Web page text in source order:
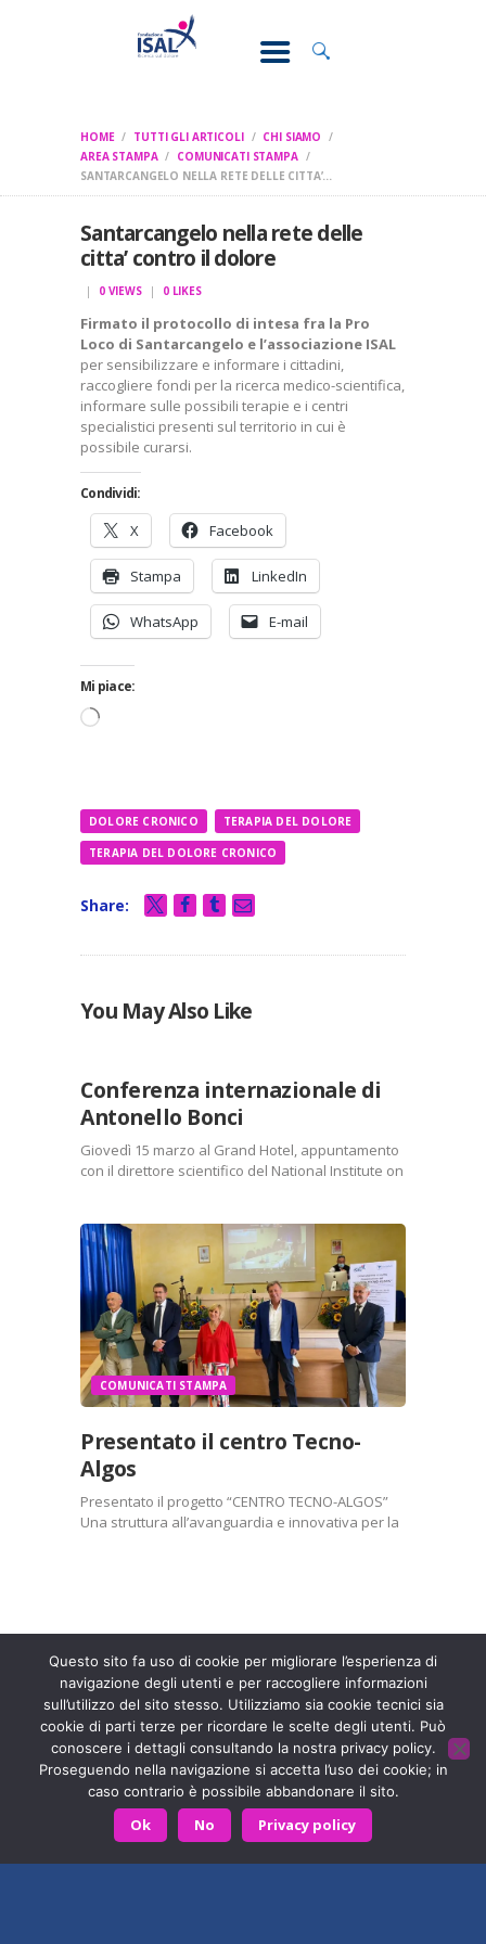
HOME TUTTI GLI ARTICOLI
CHI SIAMO
AREA STAMPA
COMUNICATI STAMPA
SANTARCANGELO NELLA RETE DELLE CITTA’...
CONOSCI IL
DOLORE
RICERCA
FORMAZIONE
CHI SIAMO
Santarcangelo nella rete delle
citta’ contro il dolore
0 VIEWS 0 LIKES
Firmato il protocollo di intesa fra la Pro
Loco di Santarcangelo e l’associazione ISAL
per sensibilizzare e informare i cittadini,
raccogliere fondi per la ricerca medico-scientifica,
informare sulle possibili terapie e i centri
specialistici presenti sul territorio in cui è
possibile curarsi.
Condividi:
X Facebook
Stampa LinkedIn
WhatsApp E-mail
Mi piace:
DOLORE CRONICO TERAPIA DEL DOLORE
TERAPIA DEL DOLORE CRONICO
Share:
You May Also Like
COMUNICATI
Conferenza internazionale di
Antonello Bonci
Giovedì 15 marzo al Grand Hotel, appuntamento
con il direttore scientifico del National Institute on
ultimi risultati della sperimentazione
sull’optogenetica e le possibili applicazioni per…
Condividi:
X Facebook
Stampa LinkedIn
Caricamento
COMUNICATI STAMPA
Presentato il centro Tecno-
Algos
Presentato il progetto “CENTRO TECNO-ALGOS”
Una struttura all’avanguardia e innovativa per la
X Facebook
Stampa LinkedIn
WhatsApp E-mail
Mi piace:
Fondazione ISAL © 2026 P. IVA 03932590403
Privacy Policy- Sviluppato da Archimede - A.S.I. srl
HOME CONTATTACI
Questo sito fa uso di cookie per migliorare l’esperienza di
navigazione degli utenti e per raccogliere informazioni
sull’utilizzo del sito stesso. Utilizziamo sia cookie tecnici sia
cookie di parti terze per ricordare le scelte degli utenti. Può
conoscere i dettagli consultando la nostra privacy policy.
Proseguendo nella navigazione si accetta l’uso dei cookie; in
caso contrario è possibile abbandonare il sito.
Ok No Privacy policy